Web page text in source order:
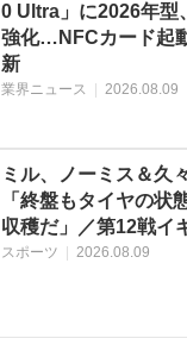
0 Ultra」に2026年型
強化…NFCカード起
新
業界ニュース 2026.08.09
ミル、ノーミス＆久
「終盤もタイヤの状
収穫だ」／第12戦イ
スポーツ 2026.08.09